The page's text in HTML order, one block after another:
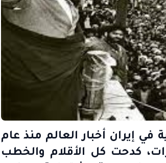
إيران أخبار العالم منذ عام
كدحت كل الأقلام والخطب